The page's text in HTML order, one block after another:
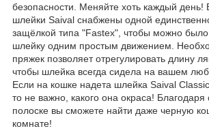
безопасности. Меняйте хоть каждый
шлейки Saival снабжены одной
защёлкой типа "Fastex", чтобы можно было
шлейку одним простым движением.
пряжек позволяет отрегулировать длину
чтобы шлейка всегда сидела на вашем
Если на кошке надета шлейка Saival
то не важно, какого она окраса!
полоске вы сможете найти даже черную
комнате!